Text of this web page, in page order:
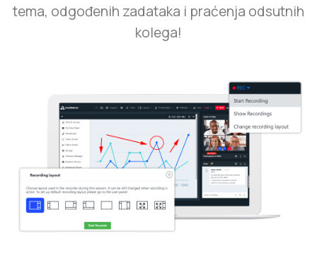
tema, odgođenih zadataka i praćenja odsutnih
kolega!